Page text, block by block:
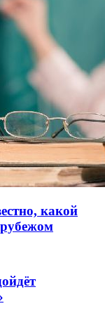
какой
рубежом